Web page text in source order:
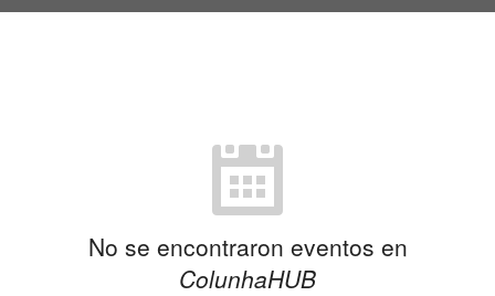
No se encontraron eventos en
ColunhaHUB